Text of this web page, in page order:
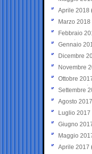
Aprile 2018
Marzo 2018
Febbraio
Gennaio
Dicembre
Novembre
Ottobre
Settembre
Agosto 2017
Luglio 2017
Giugno
Maggio
Aprile 2017